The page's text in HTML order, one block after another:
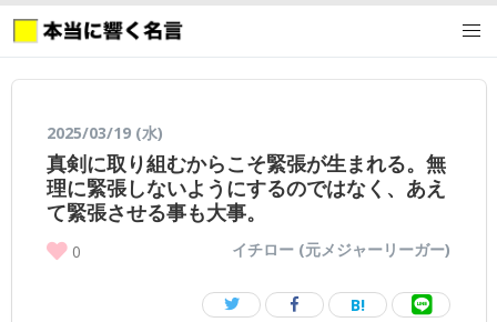
2025/03/19 (水)
真剣に取り組むからこそ緊張が生まれる。無
理に緊張しないようにするのではなく、あえ
て緊張させる事も大事。
0 イチロー (元メジャーリーガー)
B!